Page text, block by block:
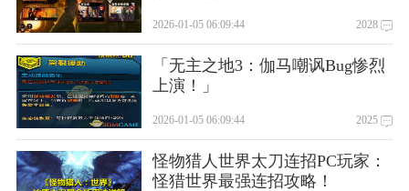
2026-01-05 06:09:44 2028
「无主之地3：伽马嘲讽Bug惨烈
上演！」
2026-01-05 06:09:44 2025
怪物猎人世界太刀连招PC玩家：
怪猎世界最强连招攻略！